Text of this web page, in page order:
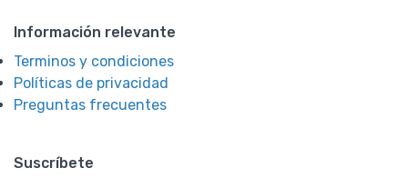
Información relevante
Terminos y condiciones
Políticas de privacidad
Preguntas frecuentes
Suscríbete